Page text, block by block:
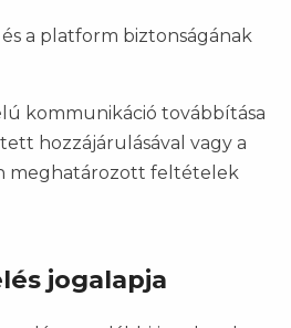
a platform biztonságának
kommunikáció továbbítása
hozzájárulásával vagy a
meghatározott feltételek
jogalapja